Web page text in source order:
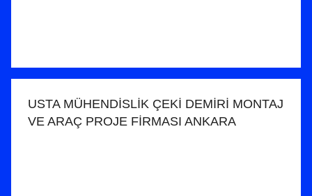
USTA MÜHENDİSLİK ÇEKİ DEMİRİ MONTAJ
VE ARAÇ PROJE FİRMASI ANKARA